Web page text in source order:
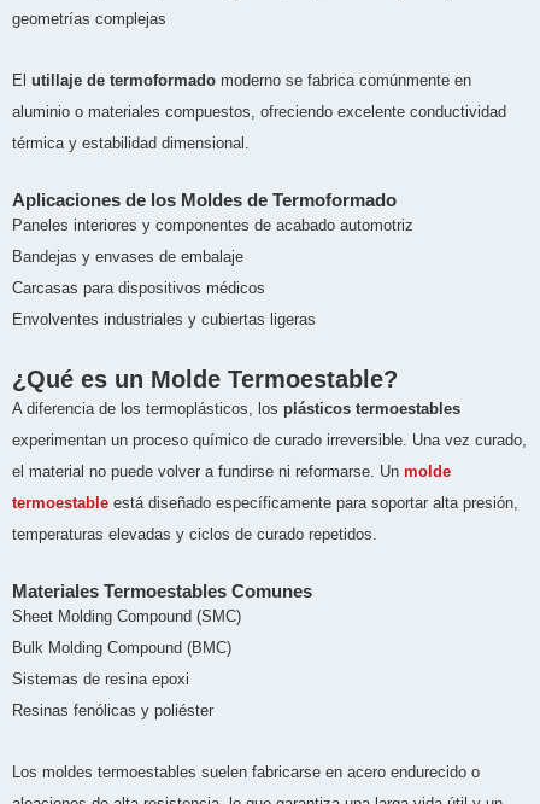
geometrías complejas
El utillaje de termoformado moderno se fabrica comúnmente en
aluminio o materiales compuestos, ofreciendo excelente conductividad
térmica y estabilidad dimensional.
Aplicaciones de los Moldes de Termoformado
Paneles interiores y componentes de acabado automotriz
Bandejas y envases de embalaje
Carcasas para dispositivos médicos
Envolventes industriales y cubiertas ligeras
¿Qué es un Molde Termoestable?
A diferencia de los termoplásticos, los plásticos termoestables
experimentan un proceso químico de curado irreversible. Una vez curado,
el material no puede volver a fundirse ni reformarse. Un molde
termoestable está diseñado específicamente para soportar alta presión,
temperaturas elevadas y ciclos de curado repetidos.
Materiales Termoestables Comunes
Sheet Molding Compound (SMC)
Bulk Molding Compound (BMC)
Sistemas de resina epoxi
Resinas fenólicas y poliéster
Los moldes termoestables suelen fabricarse en acero endurecido o